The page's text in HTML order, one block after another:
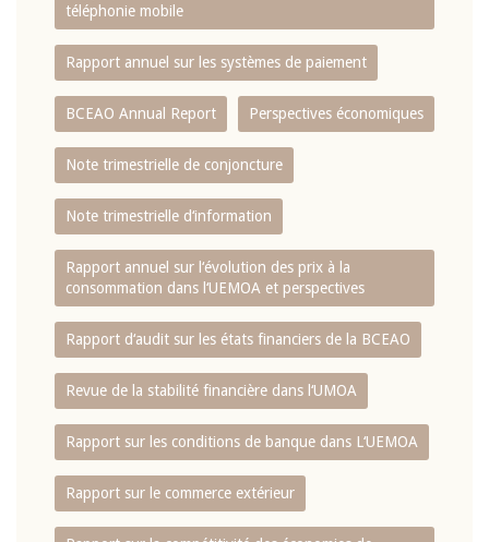
téléphonie mobile
Rapport annuel sur les systèmes de paiement
BCEAO Annual Report Perspectives économiques
Note trimestrielle de conjoncture
Note trimestrielle d‘information
Rapport annuel sur l‘évolution des prix à la
consommation dans l‘UEMOA et perspectives
Rapport d‘audit sur les états financiers de la BCEAO
Revue de la stabilité financière dans l‘UMOA
Rapport sur les conditions de banque dans L‘UEMOA
Rapport sur le commerce extérieur